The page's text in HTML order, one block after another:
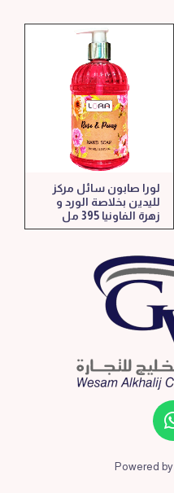
لورا صابون سائل مركز
لليدين بخلاصة الورد و
زهرة الفاونيا 395 مل
Powered by